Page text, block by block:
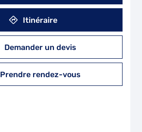
Itinéraire
Demander un devis
Prendre rendez-vous